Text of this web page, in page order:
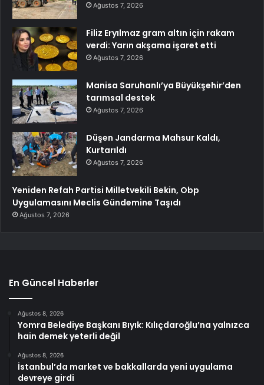
Ağustos 7, 2026
Filiz Eryılmaz gram altın için rakam
verdi: Yarın akşama işaret etti
Ağustos 7, 2026
Manisa Saruhanlı’ya Büyükşehir’den
tarımsal destek
Ağustos 7, 2026
Düşen Jandarma Mahsur Kaldı,
Kurtarıldı
Ağustos 7, 2026
Yeniden Refah Partisi Milletvekili Bekin, Obp
Uygulamasını Meclis Gündemine Taşıdı
Ağustos 7, 2026
En Güncel Haberler
Ağustos 8, 2026
Yomra Belediye Başkanı Bıyık: Kılıçdaroğlu’na yalnızca
hain demek yeterli değil
Ağustos 8, 2026
İstanbul’da market ve bakkallarda yeni uygulama
devreye girdi